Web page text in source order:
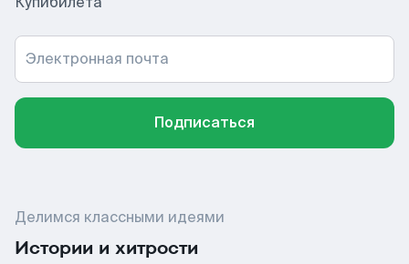
Электронная почта
Подписаться
Делимся классными идеями
Истории и хитрости